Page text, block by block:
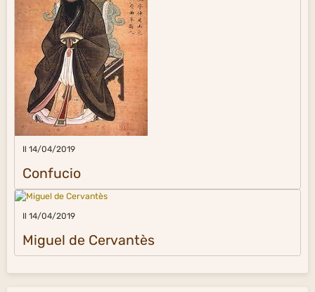
Il 14/04/2019
Confucio
Il 14/04/2019
Miguel de Cervantès